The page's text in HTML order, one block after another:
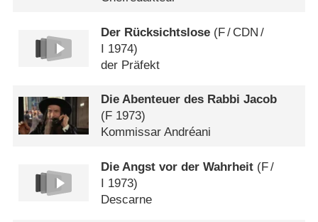
Der Rücksichtslose (F/ CDN /
I 1974)
der Präfekt
Die Abenteuer des Rabbi Jacob
(F 1973)
Kommissar Andréani
Die Angst vor der Wahrheit (F/
I 1973)
Descarne